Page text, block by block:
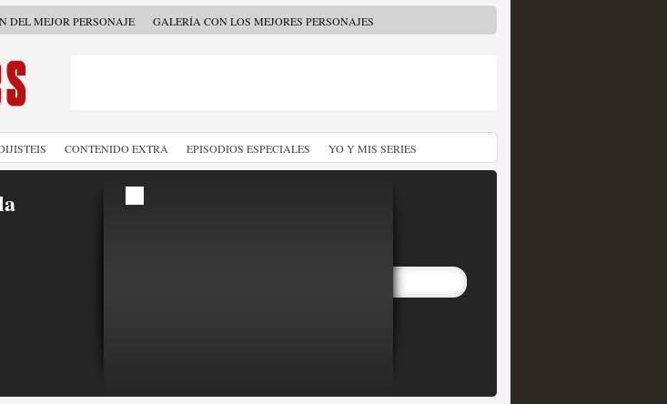
DEL MEJOR PERSONAJE GALERÍA CON LOS MEJORES PERSONAJES
CONTENIDO EXTRA EPISODIOS ESPECIALES YO Y MIS SERIES